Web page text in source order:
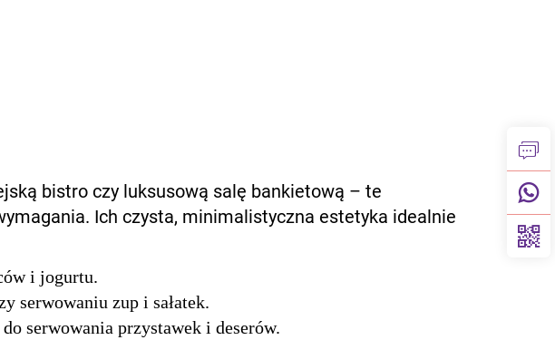
bistro czy luksusową salę bankietową – te
Ich czysta, minimalistyczna estetyka idealnie
i jogurtu.
serwowaniu zup i sałatek.
serwowania przystawek i deserów.